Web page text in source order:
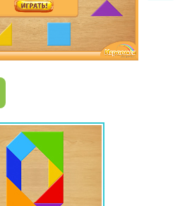
позицию, и ты сможешь
в эту математическую
игру серии, ты узнаешь все
необходимы, чтобы